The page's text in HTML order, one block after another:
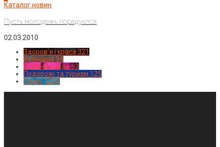
Каталог новин
Пусть молодежь порадуется
02.03.2010
Здоров'я і краса 321
Кулінарія 94
Новинки моди 63
Подорожі та туризм 125
Спорт1224